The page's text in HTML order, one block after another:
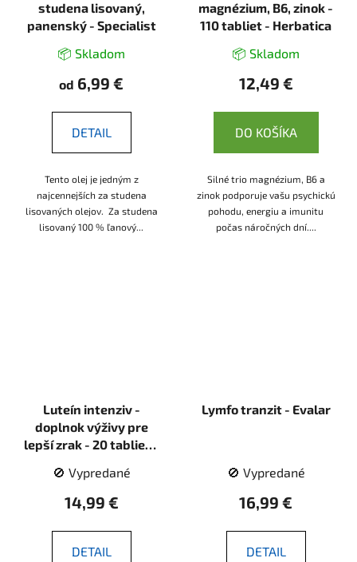
studena lisovaný,
panenský - Specialist
📦 Skladom
od 6,99 €
DETAIL
Tento olej je jedným z
najcennejších za studena
lisovaných olejov. Za studena
lisovaný 100 % ľanový...
magnézium, B6, zinok -
110 tabliet - Herbatica
📦 Skladom
12,49 €
DO KOŠÍKA
Silné trio magnézium, B6 a
zinok podporuje vašu psychickú
pohodu, energiu a imunitu
počas náročných dní....
Luteín intenziv -
doplnok výživy pre
lepší zrak - 20 tabliet -
🚫 Vypredané
14,99 €
DETAIL
Lymfo tranzit - Evalar
🚫 Vypredané
16,99 €
DETAIL